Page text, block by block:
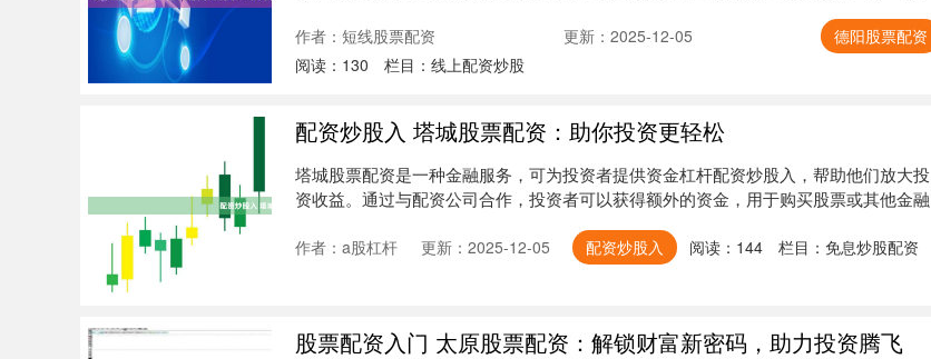
作者：短线股票配资 更新：2025-12-05
德阳股票配资
阅读： 130 栏目： 线上配资炒股
配资炒股入 塔城股票配资：助你投资更轻松
塔城股票配资是一种金融服务，可为投资者提供资金杠杆配资炒股入，帮助他们放大投
资收益。通过与配资公司合作，投资者可以获得额外的资金，用于购买股票或其他金融
作者：a股杠杆 更新：2025-12-05 配资炒股入 阅读： 144 栏目： 免息炒股配资
股票配资入门 太原股票配资：解锁财富新密码，助力投资腾飞